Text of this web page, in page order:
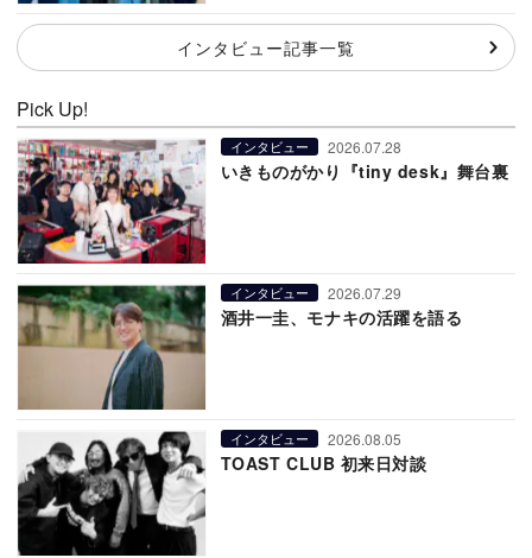
インタビュー記事一覧
Pick Up!
インタビュー 2026.07.28
いきものがかり『tiny desk』舞台裏
インタビュー 2026.07.29
酒井一圭、モナキの活躍を語る
インタビュー 2026.08.05
TOAST CLUB 初来日対談